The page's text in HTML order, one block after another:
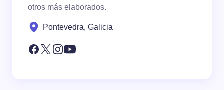
otros más elaborados.
Pontevedra, Galicia